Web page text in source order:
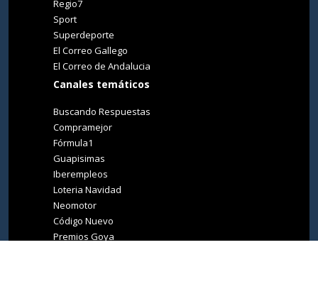
Regio7
Sport
Superdeporte
El Correo Gallego
El Correo de Andalucia
Canales temáticos
Buscando Respuestas
Compramejor
Fórmula1
Guapisimas
Iberempleos
Loteria Navidad
Neomotor
Código Nuevo
Premios Goya